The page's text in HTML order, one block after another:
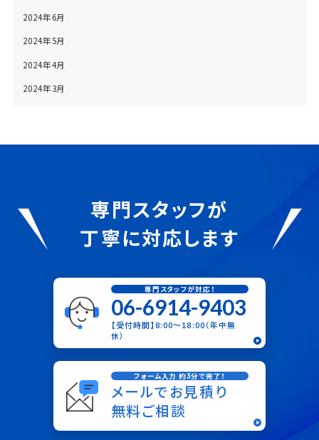
2024年6月
2024年5月
2024年4月
2024年3月
専門スタッフが
丁寧に対応します
専門スタッフが対応！
06-6914-9403
【受付時間】8:00〜18:00（年中無
休）
フォーム入力 約3分で完了！
メールでお見積り
無料ご相談